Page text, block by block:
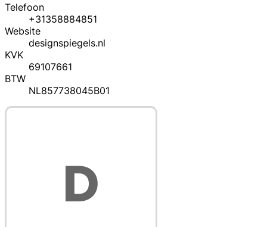
Telefoon
+31358884851
Website
designspiegels.nl
KVK
69107661
BTW
NL857738045B01